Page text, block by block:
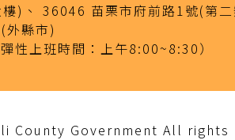
)、 36046 苗栗市府前路1號(第
縣市)
性上班時間：上午8:00~8:30）
County Government All rights